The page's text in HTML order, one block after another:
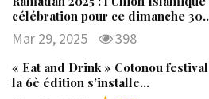
célébration pour ce dimanche
Mar 29, 2025 398
« Eat and Drink » Cotonou
la 6è édition s’installe…